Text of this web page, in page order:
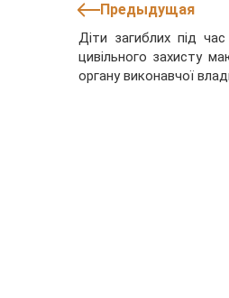
Предыдущая
Діти загиблих під
цивільного захисту
органу виконавчої